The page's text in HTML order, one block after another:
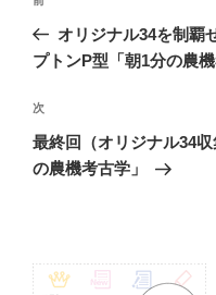
ナ
ゲ
ー
シ
の
投
オリジナル34を制覇
プトンP型「朝1分の農機
次
の
投
次
最終回（オリジナル34
の農機考古学」